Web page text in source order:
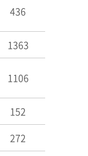
436
1363
1106
152
272